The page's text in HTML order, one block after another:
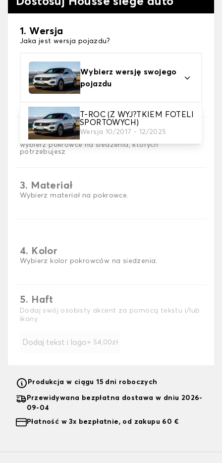
1. Wersja
Jaka jest wersja pojazdu?
Wybierz wersję swojego
pojazdu
T-ROC (Z WYJ?TKIEM FOTELI
SPORTOWYCH)
Wersja 10/2017 - 12/2025
2. Wybór gry
wybierz pokrowce na siedzenia, których
potrzebujesz
3. Materiał
Wybierz materiał na pokrowce.
4. Kolor
Wybierz kolor pokrowców na siedzenia.
5. Haft
Dodaj swój osobisty akcent za pomocą tekstu i/lub
ikony
Dodaj tekst i logo + 54,00zł
Produkcja w ciągu 15 dni roboczych
Przewidywana bezpłatna dostawa w dniu 2026-
09-04
Płatność w 3x bezpłatnie, od zakupu 60 €